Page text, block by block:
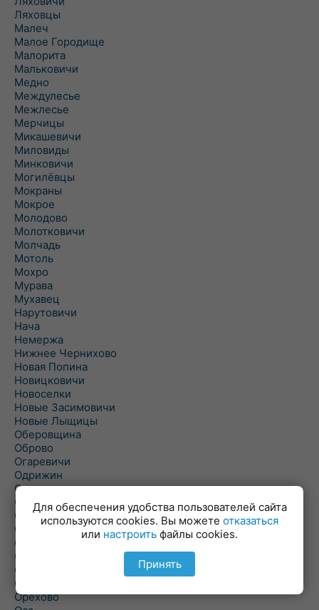
Ляховцы
Малеч
Малое Городище
Малорита
Мальковичи
Медно
Междулесье
Межлесье
Мерчицы
Микашевичи
Миловиды
Минковичи
Могилёвцы
Мокраны
Мокрое
Молодово
Молотковичи
Молчадь
Мотоль
Мохро
Мурава
Мухавец
Нарутовичи
Нача
Немержа
Нижнее Чернихово
Новая Попина
Новицковичи
Новоселки
Новые Засимовичи
Новые Лыщицы
Оберовщина
Оброво
Огаревичи
Одрижин
Оздамичи
Озяты
Олтуш
Ольманы
Ольпень
Ольшаны
Омельная
Ополь
Орехово
Для обеспечения удобства пользователей сайта
используются cookies. Вы можете отказаться
или настроить файлы cookies.
Принять